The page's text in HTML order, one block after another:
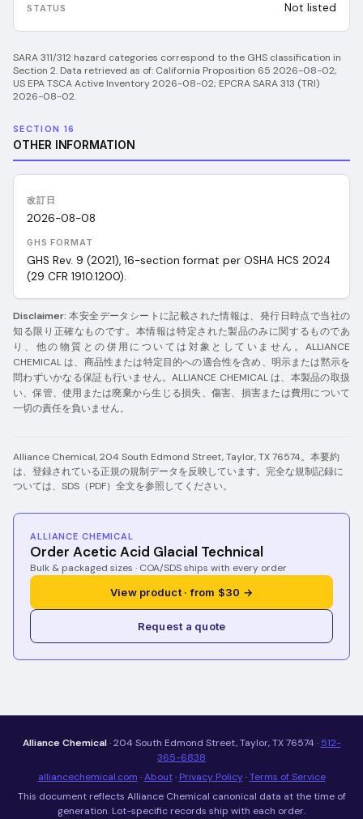
Not listed
SARA 311/312 hazard categories correspond to the GHS classification in
Section 2. Data retrieved as of: California Proposition 65 2026-08-02;
US EPA TSCA Active Inventory 2026-08-02; EPCRA SARA 313 (TRI)
2026-08-02.
SECTION 16
OTHER INFORMATION
改訂日
2026-08-08
GHS FORMAT
GHS Rev. 9 (2021), 16-section format per OSHA HCS 2024
(29 CFR 1910.1200).
Disclaimer: 本安全データシートに記載された情報は、発行日時点で当社の
知る限り正確なものです。本情報は特定された製品のみに関するものであ
り、他の物質との併用については対象としていません。ALLIANCE
CHEMICAL は、商品性または特定目的への適合性を含め、明示または黙示を
問わずいかなる保証も行いません。ALLIANCE CHEMICAL は、本製品の取扱
い、保管、使用または廃棄から生じる損失、傷害、損害または費用について
一切の責任を負いません。
Alliance Chemical, 204 South Edmond Street, Taylor, TX 76574。本要約
は、登録されている正規の規制データを反映しています。完全な規制記録に
ついては、SDS（PDF）全文を参照してください。
ALLIANCE CHEMICAL
Order Acetic Acid Glacial Technical
Bulk & packaged sizes · COA/SDS ships with every order
View product · from $30 →
Request a quote
Alliance Chemical· 204 South Edmond Street, Taylor, TX 76574 · 512-
365-6838
alliancechemical.com ·About· Privacy Policy·Terms of Service
This document reflects Alliance Chemical canonical data at the time of
generation. Lot-specific records ship with each order.